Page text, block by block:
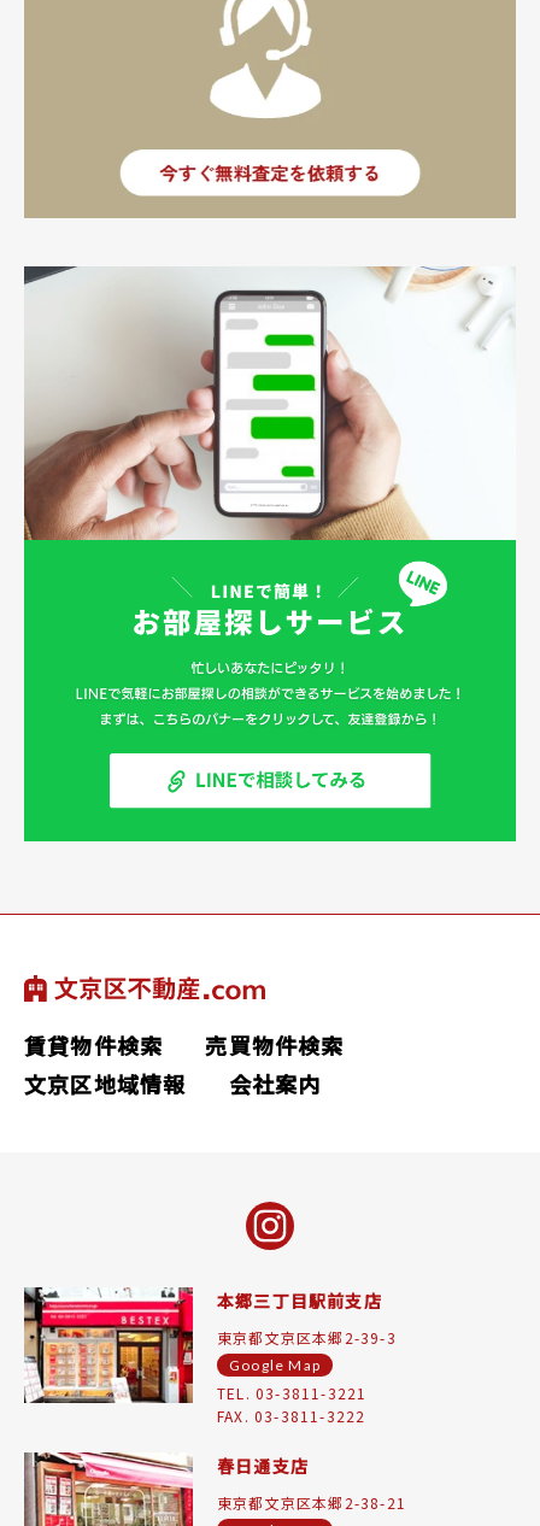
賃貸物件検索
売買物件検索
文京区地域情報
会社案内
本郷三丁目駅前支店
東京都文京区本郷2-39-3
Google Map
TEL. 03-3811-3221
FAX. 03-3811-3222
春日通支店
東京都文京区本郷2-38-21